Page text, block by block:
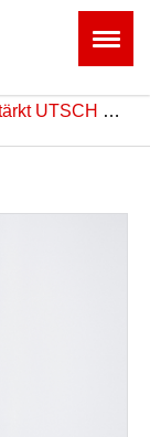
Nadine Heiland verstärkt UTSCH als CFO